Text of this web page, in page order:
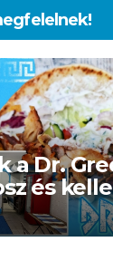
a Dr.
és